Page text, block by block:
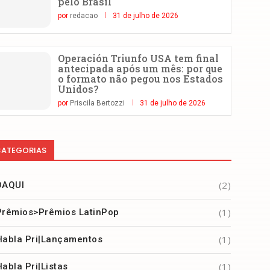
por redacao 31 de julho de 2026
Operación Triunfo USA tem final
antecipada após um mês: por que
o formato não pegou nos Estados
Unidos?
por Priscila Bertozzi 31 de julho de 2026
(2)
LatinPop (1)
Pri|Lançamentos (1)
Pri|Listas (1)